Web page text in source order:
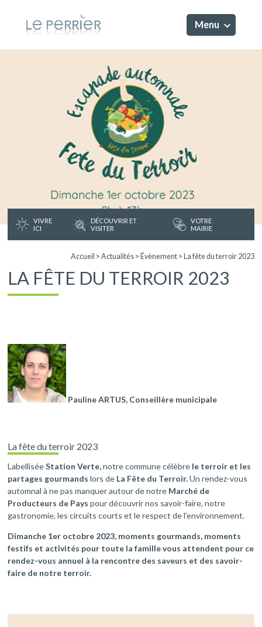
Menu
VIVRE
ICI
DÉCOUVRIR ET
VISITER
VOTRE
MAIRIE
Accueil > Actualités> Évènement> La fête du terroir 2023
LA FÊTE DU TERROIR 2023
Pauline ARTUS, Conseillère municipale
La fête du terroir 2023
LabelliséeStation Verte,notre commune célèbre le terroir et les
partages gourmands lors de La Fête du Terroir.Un rendez-vous
automnal à ne pas manquer autour de notre Marché de
Producteurs de Pays pour découvrir nos savoir-faire, notre
gastronomie, les circuits courts et le respect de l’environnement.
Dimanche 1er octobre 2023, moments gourmands, moments
festifs et activités pour toute la famille vous attendent pour ce
rendez-vous annuel à la rencontre des saveurs et des savoir-
faire de notre terroir.